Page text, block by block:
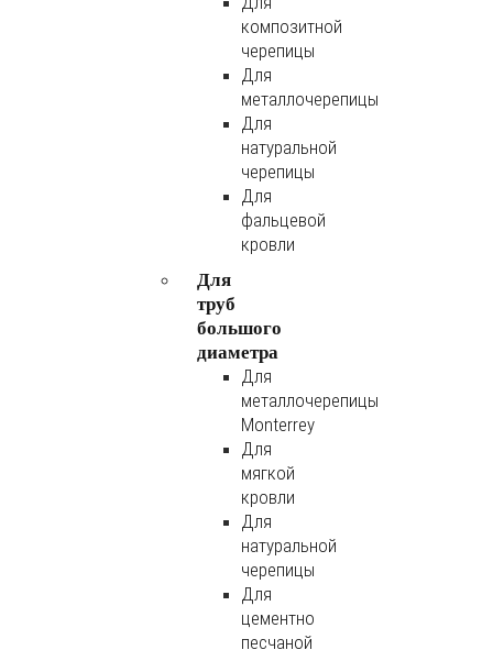
композитной
черепицы
Для
металлочерепицы
Для
натуральной
черепицы
Для
фальцевой
кровли
Для
труб
большого
диаметра
Для
металлочерепицы
Monterrey
Для
мягкой
кровли
Для
натуральной
черепицы
Для
цементно
песчаной